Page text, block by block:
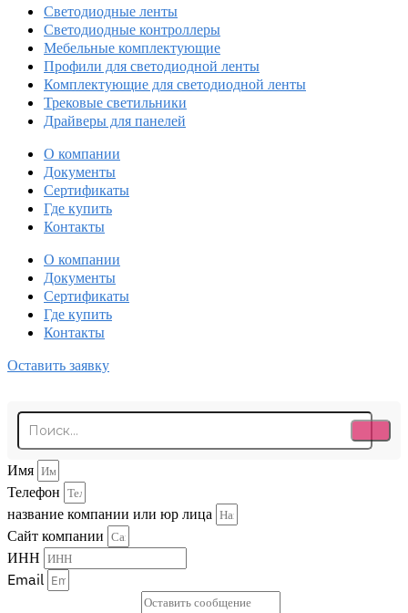
Светодиодные ленты
Светодиодные контроллеры
Мебельные комплектующие
Профили для светодиодной ленты
Комплектующие для светодиодной ленты
Трековые светильники
Драйверы для панелей
О компании
Документы
Сертификаты
Где купить
Контакты
О компании
Документы
Сертификаты
Где купить
Контакты
Оставить заявку
Имя
Телефон
название компании или юр лица
Сайт компании
ИНН
Email